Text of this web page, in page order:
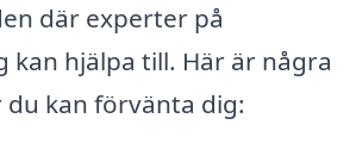
där experter på
kan hjälpa till. Här är några
kan förvänta dig: